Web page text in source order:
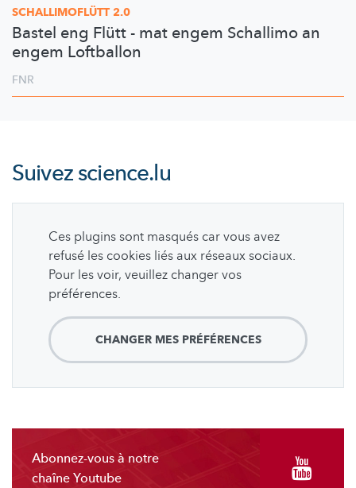
SCHALLIMOFLÜTT 2.0
Bastel eng Flütt - mat engem Schallimo an
engem Loftballon
FNR
Suivezscience.lu
Ces plugins sont masqués car vous avez
refusé les cookies liés aux réseaux sociaux.
Pour les voir, veuillez changer vos
préférences.
CHANGER MES PRÉFÉRENCES
Abonnez-vous à notre
chaîne Youtube